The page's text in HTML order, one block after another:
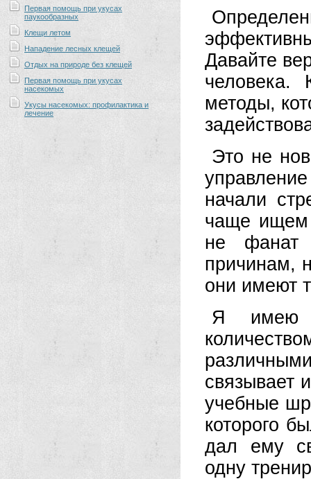
Первая помощь при укусах
паукообразных
Клещи летом
Нападение лесных клещей
Отдых на природе без клещей
Первая помощь при укусах
насекомых
Укусы насекомых: профилактика и
лечение
Давайте
человека.
методы,
Это не
начали
чаще ищем
не фанат
причинам,
они имеют
Я имею
связывает
учебные
которого
дал ему
одну